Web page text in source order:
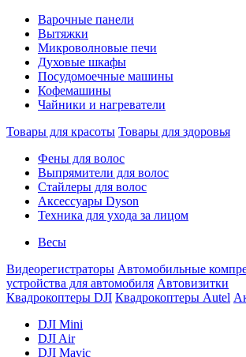
Варочные панели
Вытяжки
Микроволновые печи
Духовые шкафы
Посудомоечные машины
Кофемашины
Чайники и нагреватели
Товары для красоты Товары для здоровья
Фены для волос
Выпрямители для волос
Стайлеры для волос
Аксессуары Dyson
Техника для ухода за лицом
Весы
Видеорегистраторы Автомобильные
устройства для автомобиля Автовизитки
Квадрокоптеры DJI Квадрокоптеры Autel
DJI Mini
DJI Air
DJI Mavic